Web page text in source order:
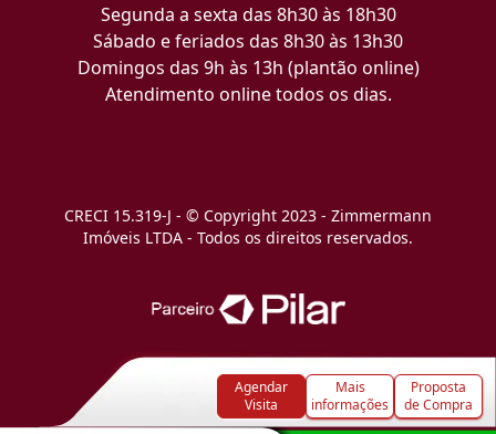
Agendar
Visita
Mais
informações
Proposta
de Compra
Segunda a sexta das 8h30 às 18h30
Sábado e feriados das 8h30 às 13h30
Domingos das 9h às 13h (plantão online)
Atendimento online todos os dias.
CRECI 15.319-J - © Copyright 2023 - Zimmermann
Imóveis LTDA - Todos os direitos reservados.